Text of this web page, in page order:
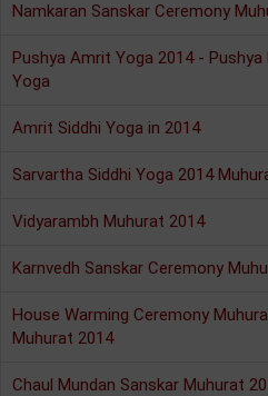
Namkaran Sanskar Ceremony
Pushya Amrit Yoga 2014 -
Yoga
Amrit Siddhi Yoga in 2014
Sarvartha Siddhi Yoga 2014
Vidyarambh Muhurat 2014
Karnvedh Sanskar Ceremony
House Warming Ceremony
Muhurat 2014
Chaul Mundan Sanskar Muhurat